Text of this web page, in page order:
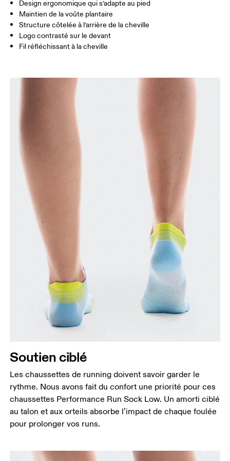
JP 22 — 24.5 25 — 27
BR 33 — 36
Glisser horizontalement pour en savoir plus
Design ergonomique qui s’adapte au pied
Maintien de la voûte plantaire
Structure côtelée à l’arrière de la cheville
Logo contrasté sur le devant
Fil réfléchissant à la cheville
Soutien ciblé
Les chaussettes de running doivent savoir garder le
rythme. Nous avons fait du confort une priorité pour ces
chaussettes Performance Run Sock Low. Un amorti ciblé
au talon et aux orteils absorbe l’impact de chaque foulée
pour prolonger vos runs.